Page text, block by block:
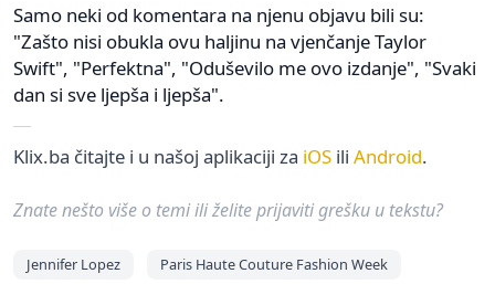
Samo neki od komentara na njenu objavu bili su:
"Zašto nisi obukla ovu haljinu na vjenčanje Taylor
Swift", "Perfektna", "Oduševilo me ovo izdanje", "Svaki
dan si sve ljepša i ljepša".
Klix.ba čitajte i u našoj aplikaciji za iOS ili Android.
Znate nešto više o temi ili želite prijaviti grešku u tekstu?
Jennifer Lopez Paris Haute Couture Fashion Week